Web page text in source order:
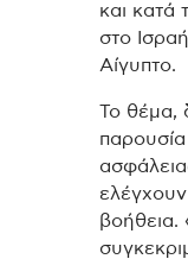
και κατά
στο
Αίγυπτο.
Το θέμα,
βοήθεια.